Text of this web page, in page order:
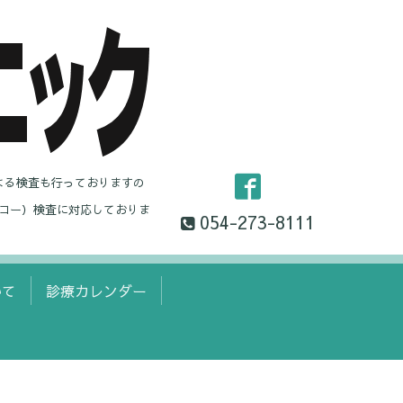
検査も行っておりますの
ー）検査に対応しておりま
054-273-8111
診療カレンダー